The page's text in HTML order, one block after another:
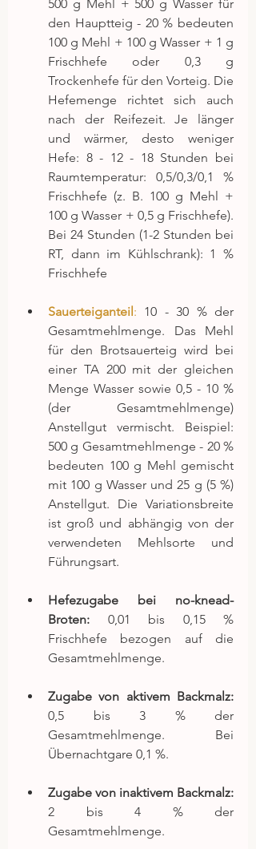
500 g Mehl + 500 g Wasser für
den Hauptteig - 20 % bedeuten
100 g Mehl + 100 g Wasser + 1 g
Frischhefe oder 0,3 g
Trockenhefe für den Vorteig. Die
Hefemenge richtet sich auch
nach der Reifezeit. Je länger
und wärmer, desto weniger
Hefe: 8 - 12 - 18 Stunden bei
Raumtemperatur: 0,5/0,3/0,1 %
Frischhefe (z. B. 100 g Mehl +
100 g Wasser + 0,5 g Frischhefe).
Bei 24 Stunden (1-2 Stunden bei
RT, dann im Kühlschrank): 1 %
Frischhefe
Sauerteiganteil: 10 - 30 % der
Gesamtmehlmenge. Das Mehl
für den Brotsauerteig wird bei
einer TA 200 mit der gleichen
Menge Wasser sowie 0,5 - 10 %
(der Gesamtmehlmenge)
Anstellgut vermischt. Beispiel:
500 g Gesamtmehlmenge - 20 %
bedeuten 100 g Mehl gemischt
mit 100 g Wasser und 25 g (5 %)
Anstellgut. Die Variationsbreite
ist groß und abhängig von der
verwendeten Mehlsorte und
Führungsart.
Hefezugabe bei no-knead-
Broten: 0,01 bis 0,15 %
Frischhefe bezogen auf die
Gesamtmehlmenge.
0,5 bis 3 % der
Gesamtmehlmenge. Bei
Übernachtgare 0,1 %.
2 bis 4 % der
Gesamtmehlmenge.